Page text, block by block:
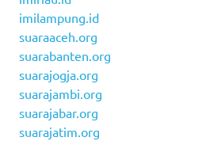
imilampung.id
suaraaceh.org
suarabanten.org
suarajogja.org
suarajambi.org
suarajabar.org
suarajatim.org